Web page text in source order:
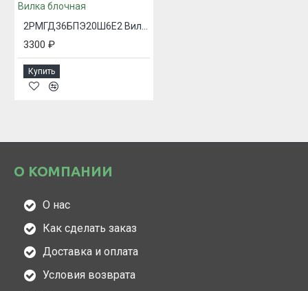
2РМГД36БПЭ20Ш6Е2 Вилка блочная
3300 ₽
Купить
О КОМПАНИИ
О нас
Как сделать заказ
Доставка и оплата
Условия возврата